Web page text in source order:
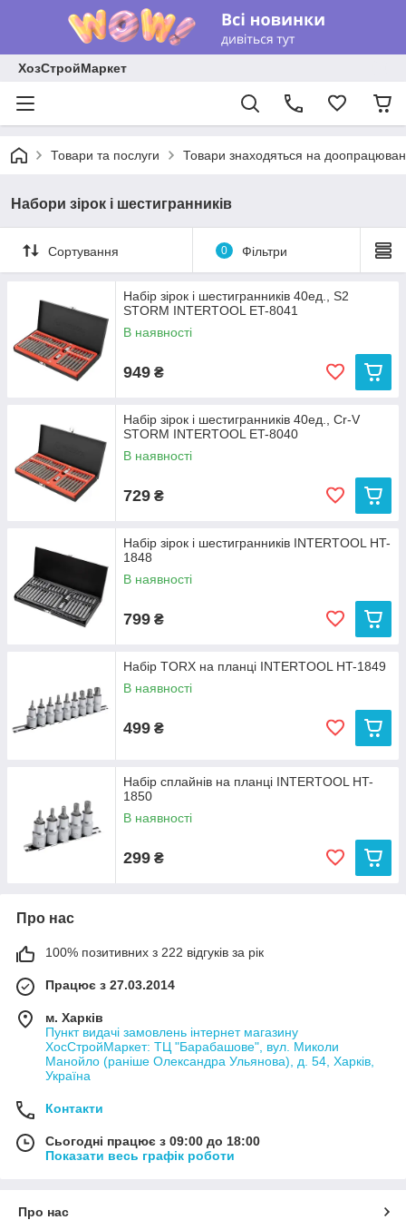
ХозСтройМаркет
Товари та послуги Товари знаходяться на
Набори зірок і шестигранників
Сортування 0 Фільтри
Набір зірок і шестигранників 40ед., S2
STORM INTERTOOL ET-8041
В наявності
949 ₴
Набір зірок і шестигранників 40ед., Cr-V
STORM INTERTOOL ET-8040
В наявності
729 ₴
Набір зірок і шестигранників INTERTOOL HT-
1848
В наявності
799 ₴
Набір TORX на планці INTERTOOL HT-1849
В наявності
499 ₴
Набір сплайнів на планці INTERTOOL HT-
1850
В наявності
299 ₴
Про нас
100% позитивних з 222 відгуків за рік
Працює з 27.03.2014
м. Харків
Пункт видачі замовлень інтернет магазину
ХосСтройМаркет: ТЦ "Барабашове", вул. Миколи
Манойло (раніше Олександра Ульянова), д. 54, Харків,
Україна
Контакти
Сьогодні працює з 09:00 до 18:00
Показати весь графік роботи
Про нас